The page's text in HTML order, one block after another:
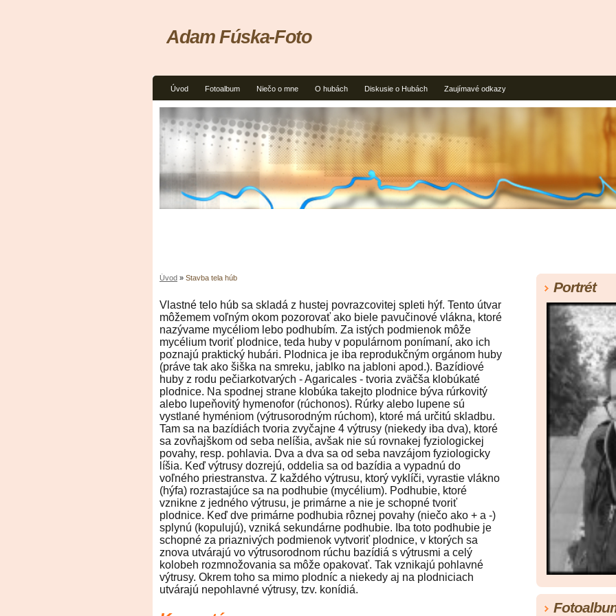
Úvod Fotoalbum Niečo o mne O hubách Diskusie o Hubách Zaujímavé odkazy
Adam Fúska-Foto
Úvod » Stavba tela húb
Vlastné telo húb sa skladá z hustej povrazcovitej spleti hýf. Tento útvar
môžemem voľným okom pozorovať ako biele pavučinové vlákna, ktoré
nazývame mycéliom lebo podhubím. Za istých podmienok môže
mycélium tvoriť plodnice, teda huby v populárnom ponímaní, ako ich
poznajú praktický hubári. Plodnica je iba reprodukčným orgánom huby
(práve tak ako šiška na smreku, jablko na jabloni apod.). Bazídiové
huby z rodu pečiarkotvarých - Agaricales - tvoria zväčša klobúkaté
plodnice. Na spodnej strane klobúka takejto plodnice býva rúrkovitý
alebo lupeňovitý hymenofor (rúchonos). Rúrky alebo lupene sú
vystlané hyméniom (výtrusorodným rúchom), ktoré má určitú skladbu.
Tam sa na bazídiách tvoria zvyčajne 4 výtrusy (niekedy iba dva), ktoré
sa zovňajškom od seba nelíšia, avšak nie sú rovnakej fyziologickej
povahy, resp. pohlavia. Dva a dva sa od seba navzájom fyziologicky
líšia. Keď výtrusy dozrejú, oddelia sa od bazídia a vypadnú do
voľného priestranstva. Z každého výtrusu, ktorý vyklíči, vyrastie vlákno
(hýfa) rozrastajúce sa na podhubie (mycélium). Podhubie, ktoré
vznikne z jedného výtrusu, je primárne a nie je schopné tvoriť
plodnice. Keď dve primárne podhubia rôznej povahy (niečo ako + a -)
splynú (kopulujú), vzniká sekundárne podhubie. Iba toto podhubie je
schopné za priaznivých podmienok vytvoriť plodnice, v ktorých sa
znova utvárajú vo výtrusorodnom rúchu bazídiá s výtrusmi a celý
kolobeh rozmnožovania sa môže opakovať. Tak vznikajú pohlavné
výtrusy. Okrem toho sa mimo plodníc a niekedy aj na plodniciach
utvárajú nepohlavné výtrusy, tzv. konídiá.
Portrét